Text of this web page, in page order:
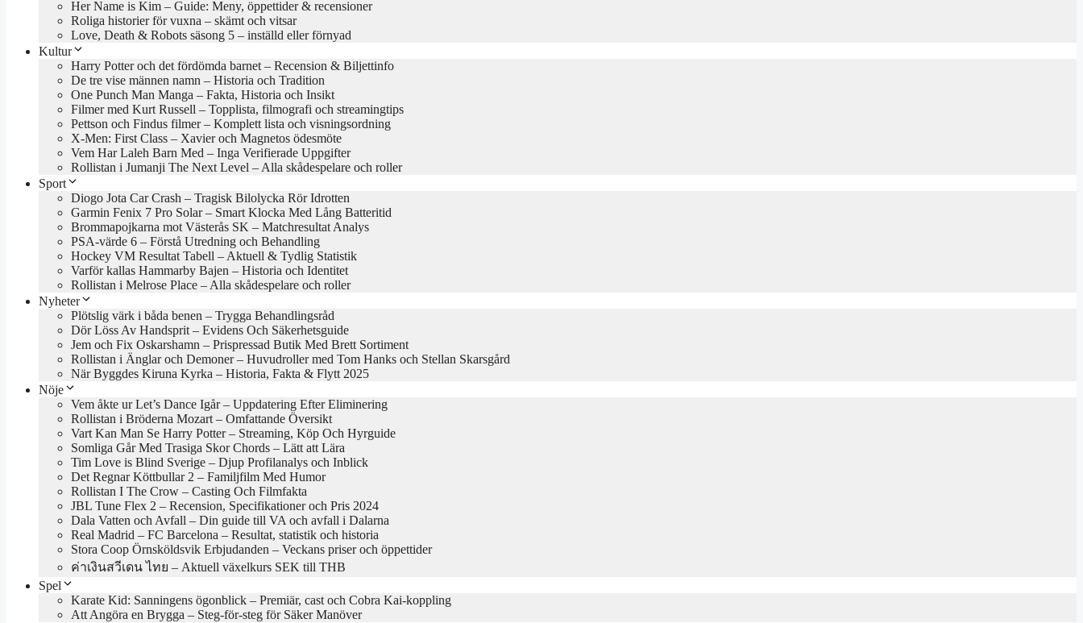
Her Name is Kim – Guide: Meny, öppettider & recensioner
Roliga historier för vuxna – skämt och vitsar
Love, Death & Robots säsong 5 – inställd eller förnyad
Kultur
Harry Potter och det fördömda barnet – Recension & Biljettinfo
De tre vise männen namn – Historia och Tradition
One Punch Man Manga – Fakta, Historia och Insikt
Filmer med Kurt Russell – Topplista, filmografi och streamingtips
Pettson och Findus filmer – Komplett lista och visningsordning
X-Men: First Class – Xavier och Magnetos ödesmöte
Vem Har Laleh Barn Med – Inga Verifierade Uppgifter
Rollistan i Jumanji The Next Level – Alla skådespelare och roller
Sport
Diogo Jota Car Crash – Tragisk Bilolycka Rör Idrotten
Garmin Fenix 7 Pro Solar – Smart Klocka Med Lång Batteritid
Brommapojkarna mot Västerås SK – Matchresultat Analys
PSA-värde 6 – Förstå Utredning och Behandling
Hockey VM Resultat Tabell – Aktuell & Tydlig Statistik
Varför kallas Hammarby Bajen – Historia och Identitet
Rollistan i Melrose Place – Alla skådespelare och roller
Nyheter
Plötslig värk i båda benen – Trygga Behandlingsråd
Dör Löss Av Handsprit – Evidens Och Säkerhetsguide
Jem och Fix Oskarshamn – Prispressad Butik Med Brett Sortiment
Rollistan i Änglar och Demoner – Huvudroller med Tom Hanks och Stellan Skarsgård
När Byggdes Kiruna Kyrka – Historia, Fakta & Flytt 2025
Nöje
Vem åkte ur Let’s Dance Igår – Uppdatering Efter Eliminering
Rollistan i Bröderna Mozart – Omfattande Översikt
Vart Kan Man Se Harry Potter – Streaming, Köp Och Hyrguide
Somliga Går Med Trasiga Skor Chords – Lätt att Lära
Tim Love is Blind Sverige – Djup Profilanalys och Inblick
Det Regnar Köttbullar 2 – Familjfilm Med Humor
Rollistan I The Crow – Casting Och Filmfakta
JBL Tune Flex 2 – Recension, Specifikationer och Pris 2024
Dala Vatten och Avfall – Din guide till VA och avfall i Dalarna
Real Madrid – FC Barcelona – Resultat, statistik och historia
Stora Coop Örnsköldsvik Erbjudanden – Veckans priser och öppettider
ค่าเงินสวีเดน ไทย – Aktuell växelkurs SEK till THB
Spel
Karate Kid: Sanningens ögonblick – Premiär, cast och Cobra Kai-koppling
Att Angöra en Brygga – Steg-för-steg för Säker Manöver